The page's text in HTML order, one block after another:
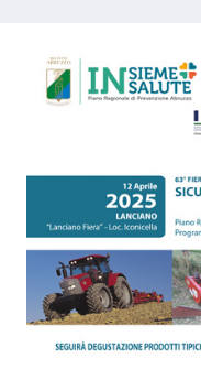
Abruzzo, al